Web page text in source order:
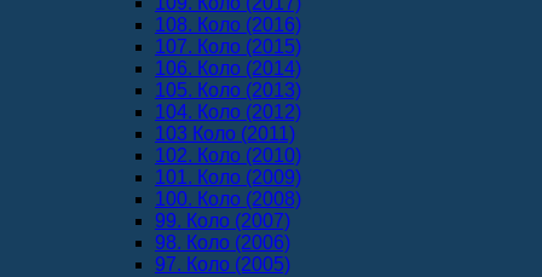
108. Коло (2016)
107. Коло (2015)
106. Коло (2014)
105. Коло (2013)
104. Коло (2012)
103 Коло (2011)
102. Коло (2010)
101. Коло (2009)
100. Коло (2008)
99. Коло (2007)
98. Коло (2006)
97. Коло (2005)